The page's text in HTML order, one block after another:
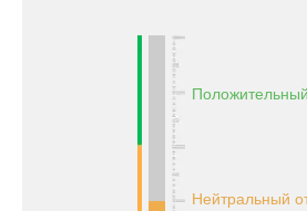
Нейтральный